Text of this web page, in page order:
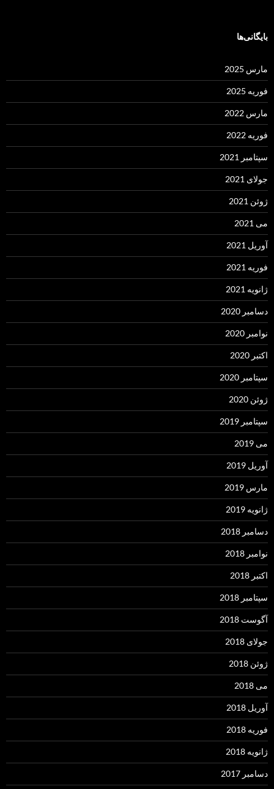
بایگانی‌ها
مارس 2025
فوریه 2025
مارس 2022
فوریه 2022
سپتامبر 2021
جولای 2021
ژوئن 2021
می 2021
آوریل 2021
فوریه 2021
ژانویه 2021
دسامبر 2020
نوامبر 2020
اکتبر 2020
سپتامبر 2020
ژوئن 2020
سپتامبر 2019
می 2019
آوریل 2019
مارس 2019
ژانویه 2019
دسامبر 2018
نوامبر 2018
اکتبر 2018
سپتامبر 2018
آگوست 2018
جولای 2018
ژوئن 2018
می 2018
آوریل 2018
فوریه 2018
ژانویه 2018
دسامبر 2017